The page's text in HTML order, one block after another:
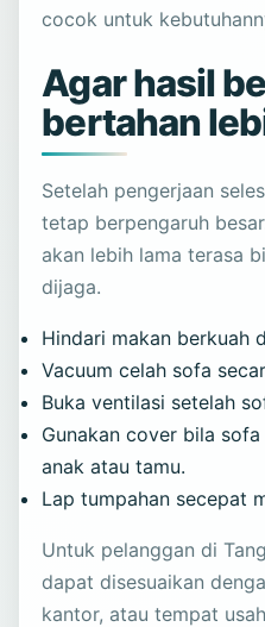
cocok untuk
Agar hasil
bertahan
Setelah pengerjaan
tetap berpengaruh
akan lebih lama terasa
dijaga.
Hindari makan berkuah
Vacuum celah sofa
Buka ventilasi setelah
Gunakan cover bila
anak atau tamu.
Lap tumpahan secepat
Untuk pelanggan di
dapat disesuaikan
kantor, atau tempat